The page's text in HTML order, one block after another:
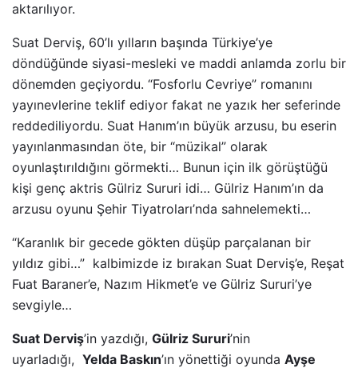
aktarılıyor.
Suat Derviş, 60’lı yılların başında Türkiye’ye
döndüğünde siyasi-mesleki ve maddi anlamda zorlu bir
dönemden geçiyordu. “Fosforlu Cevriye” romanını
yayınevlerine teklif ediyor fakat ne yazık her seferinde
reddediliyordu. Suat Hanım’ın büyük arzusu, bu eserin
yayınlanmasından öte, bir “müzikal” olarak
oyunlaştırıldığını görmekti… Bunun için ilk görüştüğü
kişi genç aktris Gülriz Sururi idi… Gülriz Hanım’ın da
arzusu oyunu Şehir Tiyatroları’nda sahnelemekti…
“Karanlık bir gecede gökten düşüp parçalanan bir
yıldız gibi…” kalbimizde iz bırakan Suat Derviş’e, Reşat
Fuat Baraner’e, Nazım Hikmet’e ve Gülriz Sururi’ye
sevgiyle…
Suat Derviş’in yazdığı, Gülriz Sururi’nin
uyarladığı, Yelda Baskın’ın yönettiği oyunda Ayşe